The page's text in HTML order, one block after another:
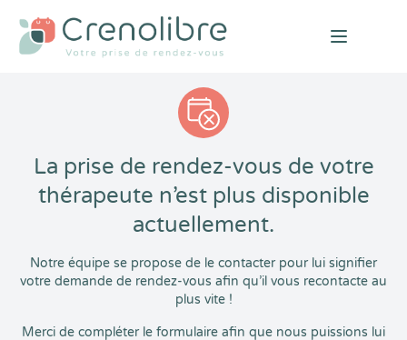
Open
La prise de rendez-vous de votre
thérapeute n’est plus disponible
actuellement.
Notre équipe se propose de le contacter pour lui signifier
votre demande de rendez-vous afin qu’il vous recontacte au
plus vite !
Merci de compléter le formulaire afin que nous puissions lui